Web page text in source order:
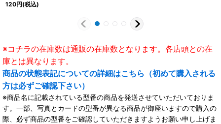
120円(税込)
※コチラの在庫数は通販の在庫数となります。各店頭との在
庫とは異なります。
商品の状態表記についての詳細はこちら（初めて購入される
方は必ずご確認下さい）
※商品名に記載されている型番の商品を発送させていただいておりま
す。一部、写真とカードの型番が異なる商品が御座いますので購入の
際、必ず商品の型番をご確認していただきますようお願い申し上げま